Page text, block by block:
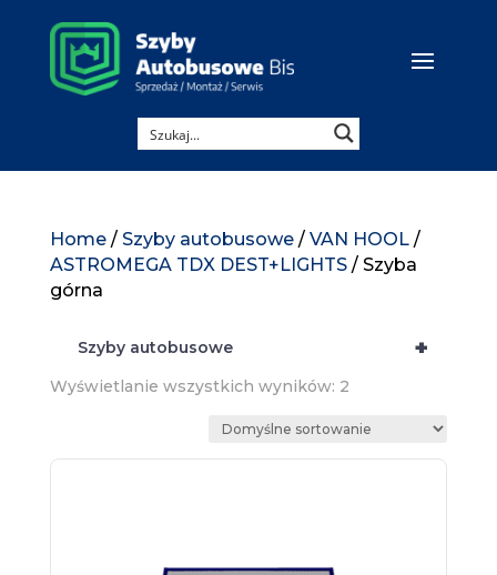
Home/ Szyby autobusowe/ VAN HOOL/
ASTROMEGA TDX DEST+LIGHTS/ Szyba
górna
+
Szyby autobusowe
Wyświetlanie wszystkich wyników: 2